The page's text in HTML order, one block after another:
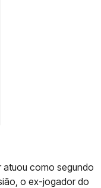
atuou como segundo
o ex-jogador do